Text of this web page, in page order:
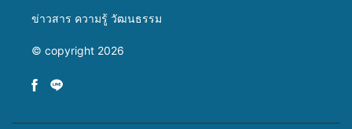
ข่าวสาร ความรู้ วัฒนธรรม
© copyright 2026